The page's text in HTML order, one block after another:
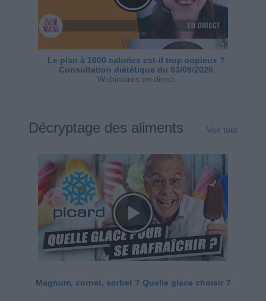
Le plan à 1600 calories est-il trop copieux ?
Consultation diététique du 03/08/2026
Webinaires en direct
Décryptage des aliments Voir tout
Magnum, cornet, sorbet ? Quelle glace choisir ?